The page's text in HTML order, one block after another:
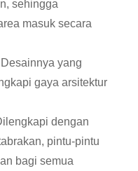
sehingga
masuk secara
Desainnya yang
gaya arsitektur
dengan
pintu-pintu
bagi semua